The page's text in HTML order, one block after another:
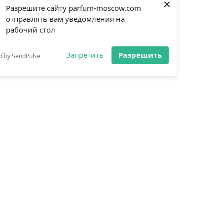
Разрешите сайту parfum-moscow.com
отправлять вам уведомления на
рабочий стол
by SendPulse Запретить Разрешить
×